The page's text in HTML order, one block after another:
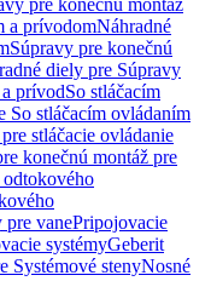
pre konečnú montáž
a prívodomNáhradné
Súpravy pre konečnú
diely pre Súpravy
prívodSo stláčacím
So stláčacím ovládaním
stláčacie ovládanie
konečnú montáž pre
odtokového
pre vanePripojovacie
systémyGeberit
Systémové stenyNosné